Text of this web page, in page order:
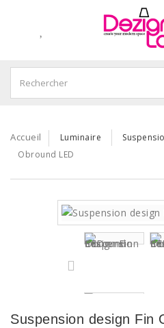
Accueil Luminaire
Obround LED
Suspension design Fin